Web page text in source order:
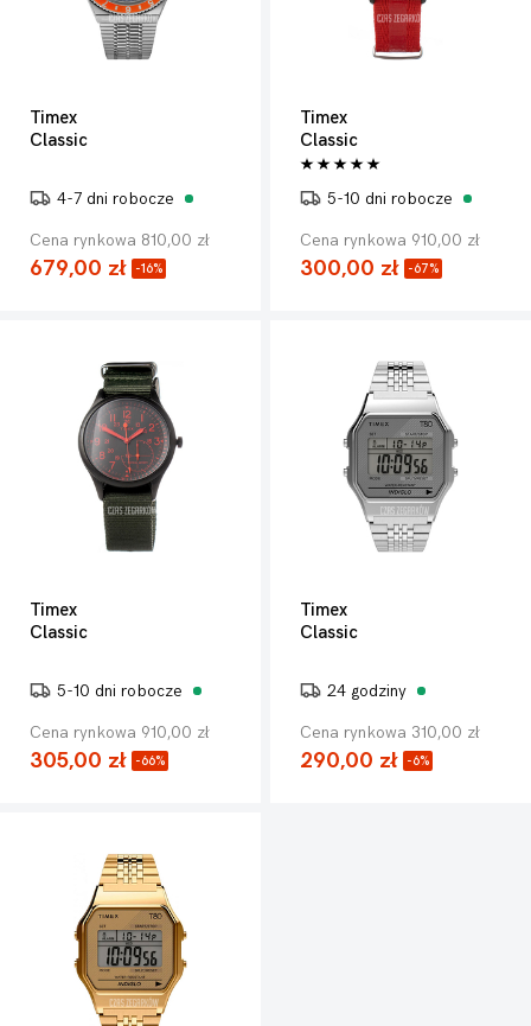
Timex
Classic
4-7 dni robocze
Cena rynkowa 810,00 zł
679,00 zł -16%
Timex
Classic
5-10 dni robocze
Cena rynkowa 910,00 zł
300,00 zł -67%
Timex
Classic
5-10 dni robocze
Cena rynkowa 910,00 zł
305,00 zł -66%
Timex
Classic
24 godziny
Cena rynkowa 310,00 zł
290,00 zł -6%